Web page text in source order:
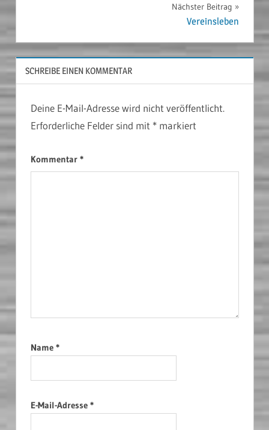
Nächster Beitrag
Vereinsleben
SCHREIBE EINEN KOMMENTAR
Deine E-Mail-Adresse wird nicht veröffentlicht.
Erforderliche Felder sind mit *markiert
Kommentar *
Name *
E-Mail-Adresse *